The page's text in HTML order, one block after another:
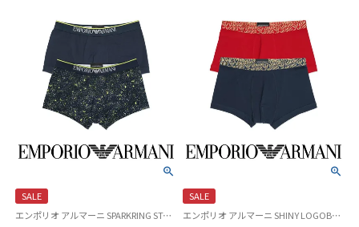
SALE
エンポリオ アルマーニ SPARKRING STARS Underwear 公式オンラインショップ 紳士 下着 アンダーウェア
SALE
エンポリオ アルマーニ SHINY LOGOBAND TRUNK Underwear 公式オンラインショップ 紳士 下着 アンダーウェア プレゼント ギフト